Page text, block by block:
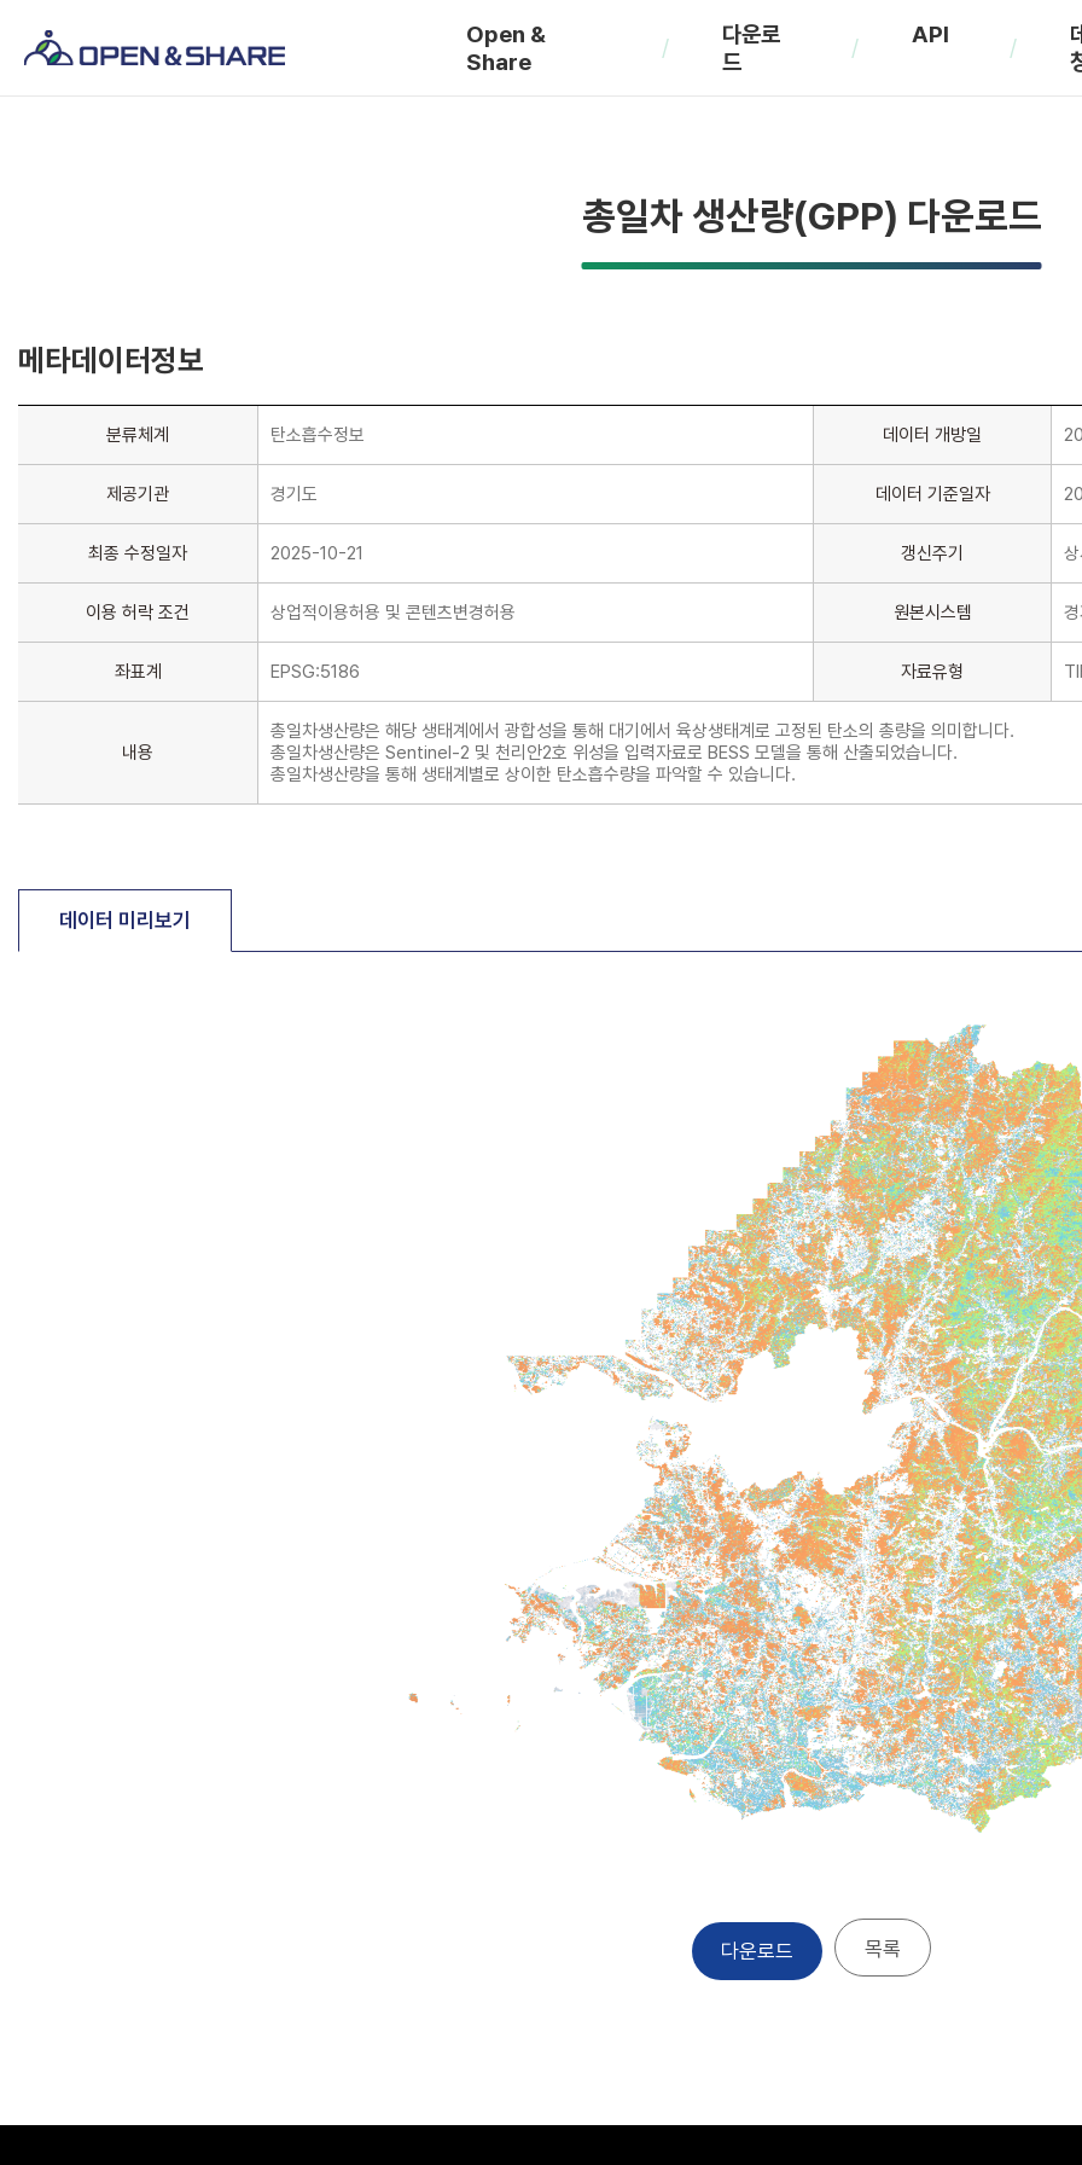
Open &
Share
다운로
드
API
총일차 생산량(GPP) 다운로드
메타데이터정보
분류체계 탄소흡수정보 데이터 개방일
제공기관 경기도 데이터 기준일자
최종 수정일자 2025-10-21 갱신주기 상
이용 허락 조건 상업적이용허용 및 콘텐츠변경허용 원본시스템
좌표계 EPSG:5186 자료유형
내용
총일차생산량은 해당 생태계에서 광합성을 통해 대기에서 육상생태계로 고정된 탄소의 총량을 의미합니다.
총일차생산량은 Sentinel-2 및 천리안2호 위성을 입력자료로 BESS 모델을 통해 산출되었습니다.
총일차생산량을 통해 생태계별로 상이한 탄소흡수량을 파악할 수 있습니다.
데이터 미리보기
다운로드 목록